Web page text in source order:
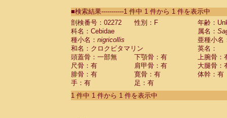
CebidaeSaguinus labiatus(0)
Cebidae Saguinus leucopus (0)
Cebidae
CebidaeSaguinus mystax
CebidaeSaguinus nigricollis (1)
Cebidae Saguinus oedipus
Cebidae Saguinus weddelli
Cebidae Saguinusspp.
Cebidae Aotus trivirgatus
Cebidae Cebus albifrons
■検索結果-----------1 件中 1 件から 1 件を表示中
剖検番号：02272
性別：F
年齢：
科名：Cebidae
属名：
種小名： nigricollis
亜種小名
和名：クロクビタマリン
英名：
頭蓋骨：一部無
下顎骨：有
上腕骨：
尺骨：有
肩甲骨：有
大腿骨：
腓骨：有
寛骨：有
体幹：有
手：有
足：有
1 件中 1 件から 1 件を表示中